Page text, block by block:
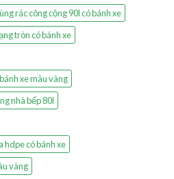
rác công cộng 90l có bánh xe
tròn có bánh xe
xe màu vàng
nhà bếp 80l
hdpe có bánh xe
vàng